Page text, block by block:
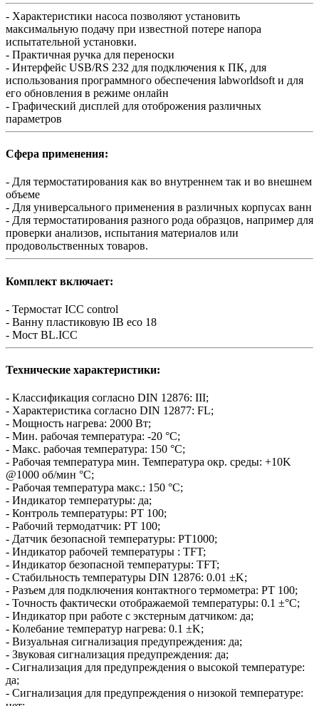
- Характеристики насоса позволяют установить
максимальную подачу при известной потере напора
испытательной установки.
- Практичная ручка для переноски
- Интерфейс USB/RS 232 для подключения к ПК, для
использования программного обеспечения labworldsoft и для
его обновления в режиме онлайн
- Графический дисплей для отоброжения различных
параметров
Сфера применения:
- Для термостатирования как во внутреннем так и во внешнем
объеме
- Для универсального применения в различных корпусах ванн
- Для термостатирования разного рода образцов, например для
проверки анализов, испытания материалов или
продовольственных товаров.
Комплект включает:
- Термостат ICC control
- Ванну пластиковую IB eco 18
- Мост BL.ICC
Технические характеристики:
- Классификация согласно DIN 12876: III;
- Характеристика согласно DIN 12877: FL;
- Мощность нагрева: 2000 Вт;
- Мин. рабочая температура: -20 °C;
- Макс. рабочая температура: 150 °C;
- Рабочая температура мин. Температура окр. среды: +10K
@1000 об/мин °C;
- Рабочая температура макс.: 150 °C;
- Индикатор температуры: да;
- Контроль температуры: PT 100;
- Рабочий термодатчик: PT 100;
- Датчик безопасной температуры: PT1000;
- Индикатор рабочей температуры : TFT;
- Индикатор безопасной температуры: TFT;
- Стабильность температуры DIN 12876: 0.01 ±K;
- Разъем для подключения контактного термометра: PT 100;
- Точность фактически отображаемой температуры: 0.1 ±°C;
- Индикатор при работе с экстерным датчиком: да;
- Колебание температур нагрева: 0.1 ±K;
- Визуальная сигнализация предупреждения: да;
- Звуковая сигнализация предупреждения: да;
- Сигнализация для предупреждения о высокой температуре:
да;
- Сигнализация для предупреждения о низокой температуре: